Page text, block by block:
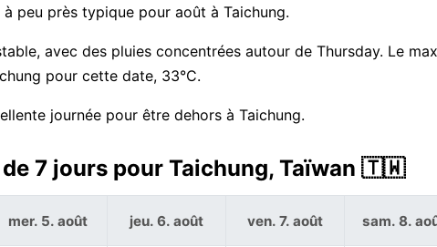
peu près typique pour août à Taichung.
avec des pluies concentrées autour de Thursday. Le
pour cette date, 33°C.
journée pour être dehors à Taichung.
7 jours pour Taichung, Taïwan 🇹🇼
mer. 5. août jeu. 6. août ven. 7. août sam. 8.